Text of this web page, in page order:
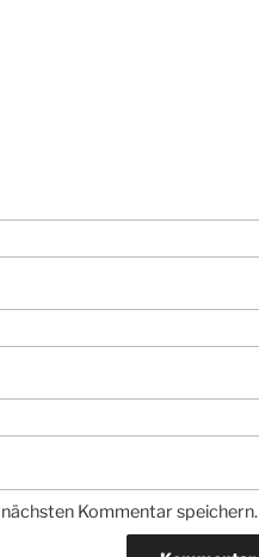
Kommentar speichern.